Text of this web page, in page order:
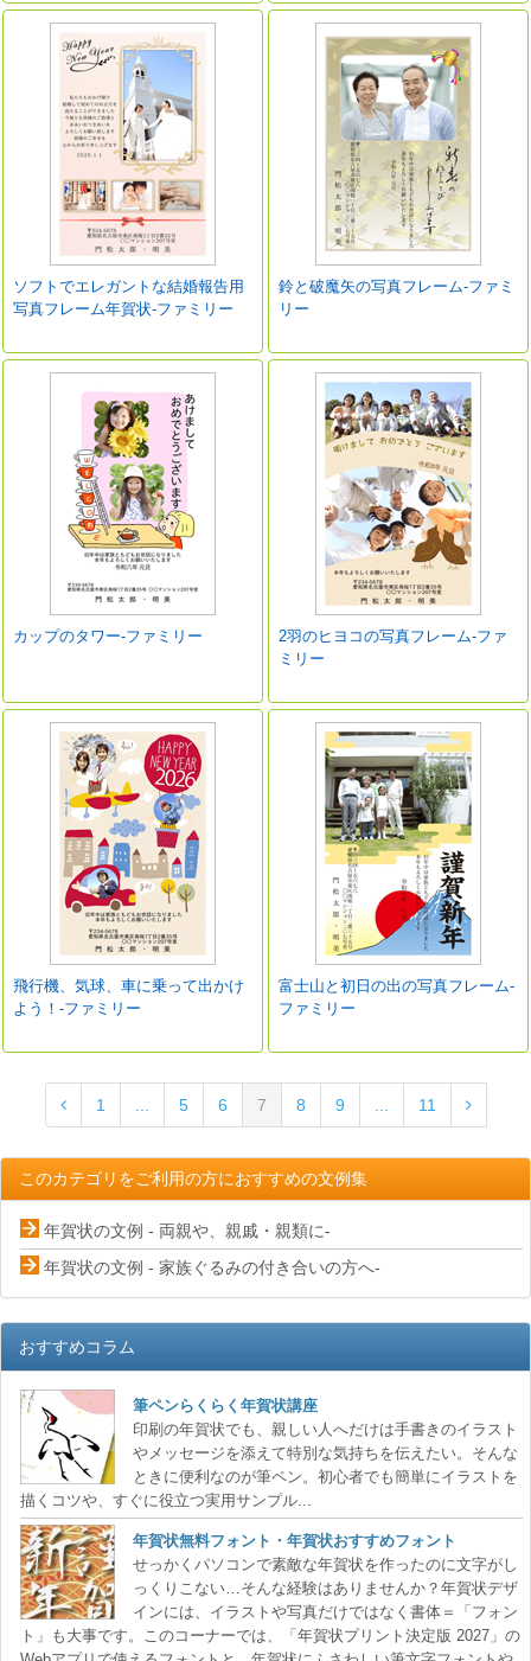
ソフトでエレガントな結婚報告用
写真フレーム年賀状-ファミリー
鈴と破魔矢の写真フレーム-ファミ
リー
カップのタワー-ファミリー
2羽のヒヨコの写真フレーム-ファ
ミリー
飛行機、気球、車に乗って出かけ
よう！-ファミリー
富士山と初日の出の写真フレーム-
ファミリー
1 5 6 7 8 9 11
このカテゴリをご利用の方におすすめの文例集
年賀状の文例 - 両親や、親戚・親類に-
年賀状の文例 - 家族ぐるみの付き合いの方へ-
おすすめコラム
筆ペンらくらく年賀状講座
印刷の年賀状でも、親しい人へだけは手書きのイラスト
メッセージを添えて特別な気持ちを伝えたい。そんな
ときに便利なのが筆ペン。初心者でも簡単にイラストを
描くコツや、すぐに役立つ実用サンプル...
年賀状無料フォント・年賀状おすすめフォント
せっかくパソコンで素敵な年賀状を作ったのに文字がし
っくりこない…そんな経験はありませんか？年賀状デザ
インには、イラストや写真だけではなく書体＝「フォン
ト」も大事です。このコーナーでは、「年賀状プリント決定版 2027」の